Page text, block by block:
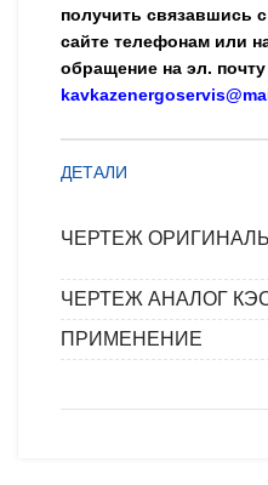
получить связавшись
сайте телефонам или
обращение на эл. почту
ДЕТАЛИ
ЧЕРТЕЖ
ЧЕРТЕЖ АНАЛОГ
ПРИМЕНЕНИЕ